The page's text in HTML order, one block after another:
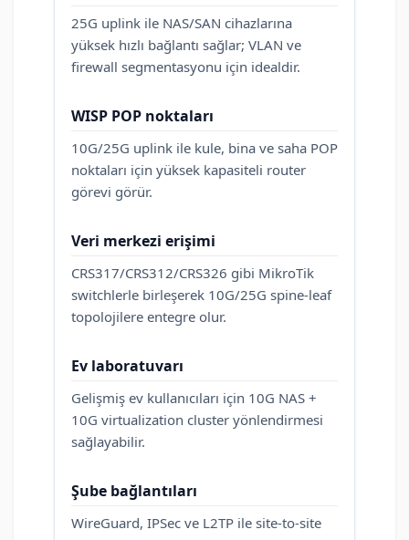
25G uplink ile NAS/SAN cihazlarına
yüksek hızlı bağlantı sağlar; VLAN ve
firewall segmentasyonu için idealdir.
WISP POP noktaları
10G/25G uplink ile kule, bina ve saha POP
noktaları için yüksek kapasiteli router
görevi görür.
Veri merkezi erişimi
CRS317/CRS312/CRS326 gibi MikroTik
switchlerle birleşerek 10G/25G spine-leaf
topolojilere entegre olur.
Ev laboratuvarı
Gelişmiş ev kullanıcıları için 10G NAS +
10G virtualization cluster yönlendirmesi
sağlayabilir.
Şube bağlantıları
WireGuard, IPSec ve L2TP ile site-to-site